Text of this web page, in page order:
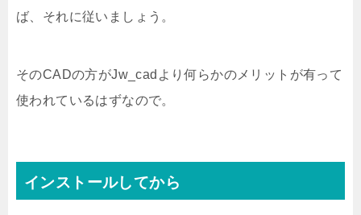
ば、それに従いましょう。
そのCADの方がJw_cadより何らかのメリットが有って
使われているはずなので。
インストールしてから